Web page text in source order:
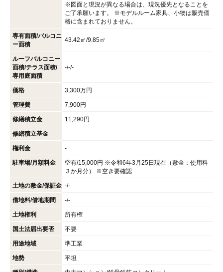
※図面と現況が異なる場合は、現況優先となることを
ご了承願います。 ※モデルルーム家具、小物は販売価
格に含まれておりません。
専有面積/バルコニ
ー面積
43.42㎡/9.85㎡
ルーフバルコニー
面積/テラス面積/
専用庭面積
-/-/-
価格 3,300万円
管理費 7,900円
修繕積立金 11,290円
修繕積立基金 -
権利金 -
駐車場/月額料金
空有/15,000円 ※令和6年3月25日現在（敷金：使用料
３か月分） ※空き要確認
土地の敷金/保証金 -/-
借地料/借地期間 -/-
土地権利 所有権
国土法届出要否 不要
用途地域 準工業
地勢 平坦